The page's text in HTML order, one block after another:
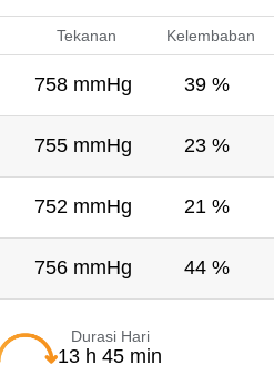
Tekanan Kelembaban
758 mmHg 39 %
755 mmHg 23 %
752 mmHg 21 %
756 mmHg 44 %
Durasi Hari
13 h 45 min